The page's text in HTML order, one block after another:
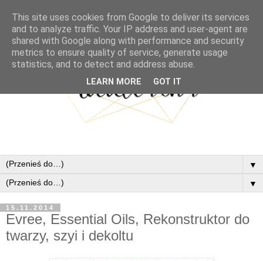
▼
▼
15.11.2014
Evree, Essential Oils, Rekonstruktor do
twarzy, szyi i dekoltu
This site uses cookies from Google to deliver its services
and to analyze traffic. Your IP address and user-agent are
shared with Google along with performance and security
metrics to ensure quality of service, generate usage
statistics, and to detect and address abuse.
LEARN MORE GOT IT